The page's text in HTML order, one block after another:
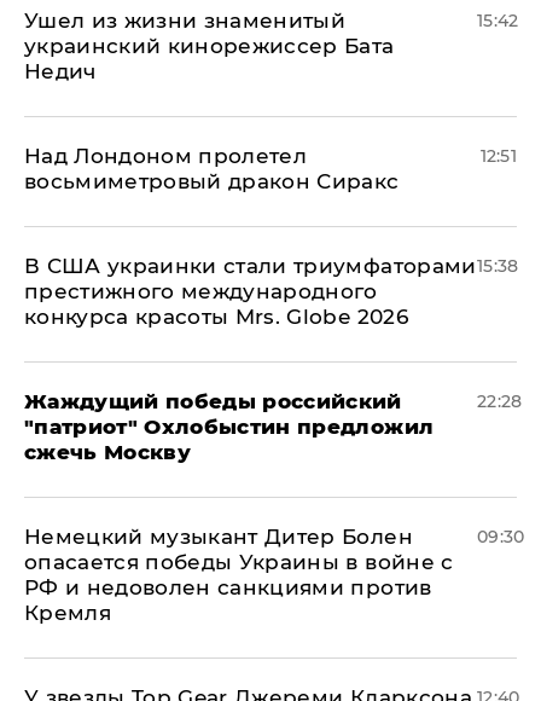
Ушел из жизни знаменитый
украинский кинорежиссер Бата
Недич
15:42
Над Лондоном пролетел
восьмиметровый дракон Сиракс
12:51
В США украинки стали триумфаторами
престижного международного
конкурса красоты Mrs. Globe 2026
15:38
Жаждущий победы российский
"патриот" Охлобыстин предложил
сжечь Москву
22:28
Немецкий музыкант Дитер Болен
опасается победы Украины в войне с
РФ и недоволен санкциями против
Кремля
09:30